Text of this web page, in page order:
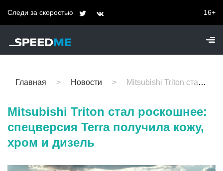
Следи за скоростью 16+
Главная Новости Mitsubishi Triton стал роскошнее: спецверсия Terra получила кожу, хром и дизель
Mitsubishi Triton стал роскошнее:
спецверсия Terra получила кожу,
хром и дизель